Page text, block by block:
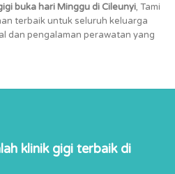
buka hari Minggu di Cileunyi, Tami
terbaik untuk seluruh keluarga
dan pengalaman perawatan yang
klinik gigi terbaik di